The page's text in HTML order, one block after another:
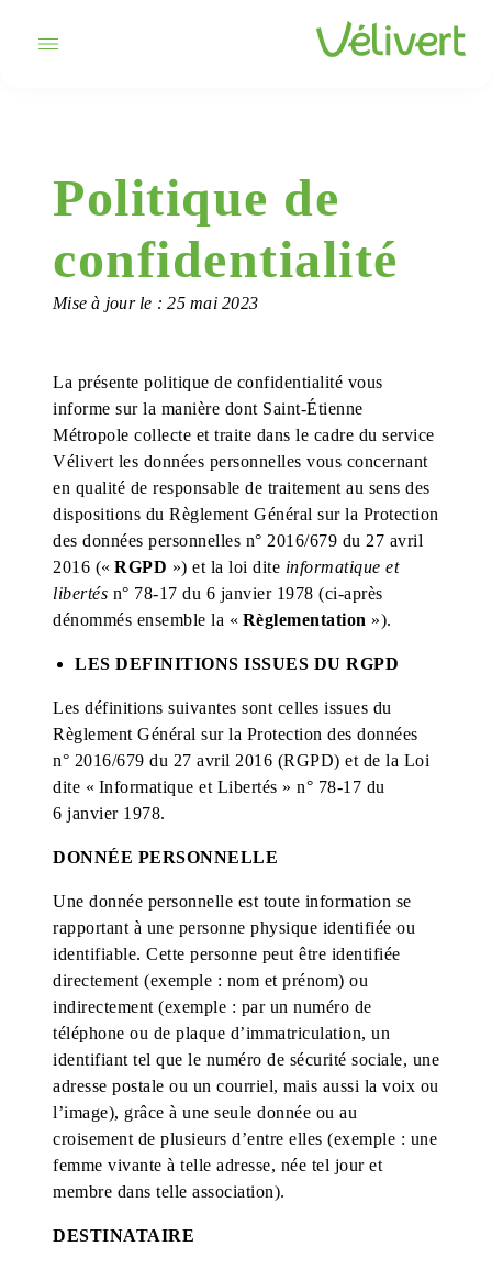
Politique de
confidentialité
Mise à jour le : 25 mai 2023
La présente politique de confidentialité vous
informe sur la manière dont Saint-Étienne
Métropole collecte et traite dans le cadre du service
Vélivert les données personnelles vous concernant
en qualité de responsable de traitement au sens des
dispositions du Règlement Général sur la Protection
des données personnelles n° 2016/679 du 27 avril
2016 (« RGPD ») et la loi dite informatique et
libertés n° 78-17 du 6 janvier 1978 (ci-après
dénommés ensemble la « Règlementation »).
LES DEFINITIONS ISSUES DU RGPD
Les définitions suivantes sont celles issues du
Règlement Général sur la Protection des données
n° 2016/679 du 27 avril 2016 (RGPD) et de la Loi
dite « Informatique et Libertés » n° 78-17 du
6 janvier 1978.
DONNÉE PERSONNELLE
Une donnée personnelle est toute information se
rapportant à une personne physique identifiée ou
identifiable. Cette personne peut être identifiée
directement (exemple : nom et prénom) ou
indirectement (exemple : par un numéro de
téléphone ou de plaque d’immatriculation, un
identifiant tel que le numéro de sécurité sociale, une
adresse postale ou un courriel, mais aussi la voix ou
l’image), grâce à une seule donnée ou au
croisement de plusieurs d’entre elles (exemple : une
femme vivante à telle adresse, née tel jour et
membre dans telle association).
DESTINATAIRE